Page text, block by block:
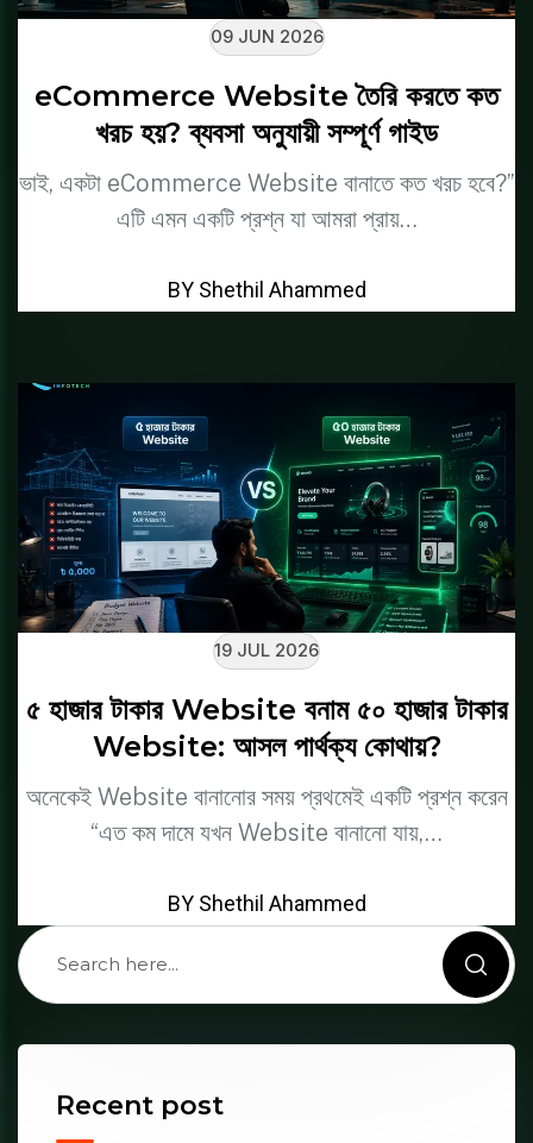
09 JUN 2026
eCommerce Website তৈরি করতে কত
খরচ হয়? ব্যবসা অনুযায়ী সম্পূর্ণ গাইড
ভাই, একটা eCommerce Website বানাতে কত খরচ হবে?”
এটি এমন একটি প্রশ্ন যা আমরা প্রায়…
BY Shethil Ahammed
19 JUL 2026
৫ হাজার টাকার Website বনাম ৫০ হাজার টাকার
Website: আসল পার্থক্য কোথায়?
অনেকেই Website বানানোর সময় প্রথমেই একটি প্রশ্ন করেন
“এত কম দামে যখন Website বানানো যায়,…
BY Shethil Ahammed
Recent post